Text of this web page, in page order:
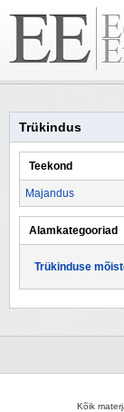
Trükindus
Teekond
Majandus
Alamkategooriad
Trükinduse
Kõik